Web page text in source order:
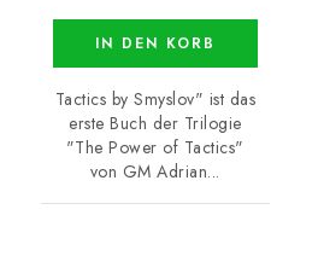
IN DEN KORB
Tactics by Smyslov" ist das
erste Buch der Trilogie
"The Power of Tactics"
von GM Adrian...